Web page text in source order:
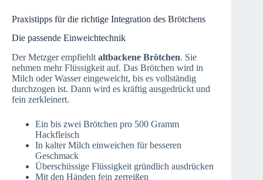
Praxistipps für die richtige Integration des Brötchens
Die passende Einweichtechnik
Der Metzger empfiehlt altbackene Brötchen. Sie
nehmen mehr Flüssigkeit auf. Das Brötchen wird in
Milch oder Wasser eingeweicht, bis es vollständig
durchzogen ist. Dann wird es kräftig ausgedrückt und
fein zerkleinert.
Ein bis zwei Brötchen pro 500 Gramm
Hackfleisch
In kalter Milch einweichen für besseren
Geschmack
Überschüssige Flüssigkeit gründlich ausdrücken
Mit den Händen fein zerreißen